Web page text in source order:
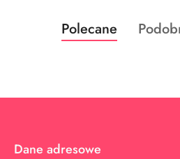
Pomiń karuzelę produktów
Produkty
o
Polecane
Dane adresowe